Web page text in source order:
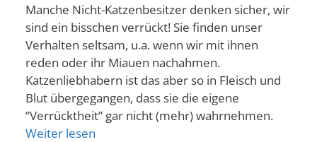
Manche Nicht-Katzenbesitzer denken sicher, wir
sind ein bisschen verrückt! Sie finden unser
Verhalten seltsam, u.a. wenn wir mit ihnen
reden oder ihr Miauen nachahmen.
Katzenliebhabern ist das aber so in Fleisch und
Blut übergegangen, dass sie die eigene
“Verrücktheit” gar nicht (mehr) wahrnehmen.
Weiter lesen